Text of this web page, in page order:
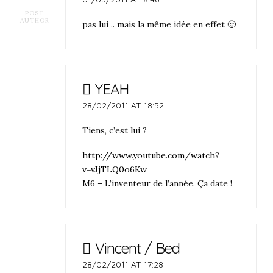
POST
AUTHOR
pas lui .. mais la même idée en effet 🙂
YEAH
28/02/2011 AT 18:52
Tiens, c’est lui ?
http://www.youtube.com/watch?
v=vJjTLQ0o6Kw
M6 – L’inventeur de l’année. Ça date !
Vincent / Bed
28/02/2011 AT 17:28